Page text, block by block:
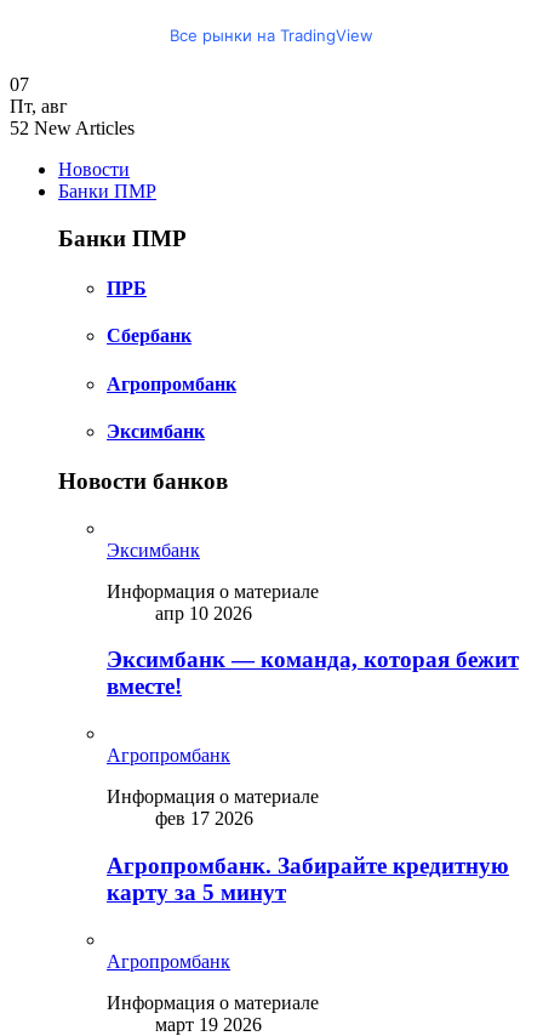
Все рынки на TradingView
07
Пт, авг
52 New Articles
Новости
Банки ПМР
Банки ПМР
ПРБ
Сбербанк
Агропромбанк
Эксимбанк
Новости банков
Эксимбанк
Информация о материале
апр 10 2026
Эксимбанк — команда, которая бежит
вместе!
Агропромбанк
Информация о материале
фев 17 2026
Агропромбанк. Забирайте кредитную
карту за 5 минут
Агропромбанк
Информация о материале
март 19 2026